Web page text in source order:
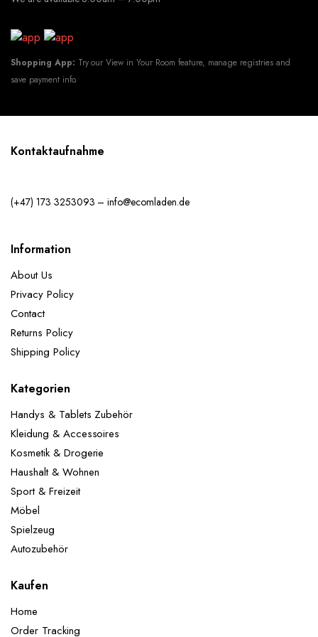
Shopping App: Try our View in Your Room feature, manage registries and
save payment info.
Kontaktaufnahme
(+47) 173 3253093 – info@ecomladen.de
Information
About Us
Privacy Policy
Contact
Returns Policy
Shipping Policy
Kategorien
Handys & Tablets Zubehör
Kleidung & Accessoires
Kosmetik & Drogerie
Haushalt & Wohnen
Sport & Freizeit
Möbel
Spielzeug
Autozubehör
Kaufen
Home
Order Tracking